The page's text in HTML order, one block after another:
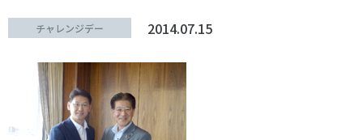
社会づくり
国際情報
知る学ぶ
＃障害者スポーツ ＃スポーツ基本計画
調査・研究
チャレンジデー 2014.07.15